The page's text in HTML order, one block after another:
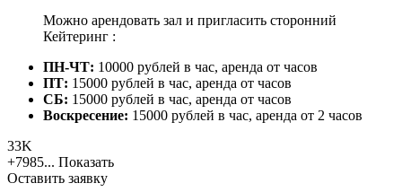
Можно арендовать зал и пригласить сторонний
Кейтеринг :
ПН-ЧТ: 10000 рублей в час, аренда от часов
ПТ: 15000 рублей в час, аренда от часов
СБ: 15000 рублей в час, аренда от часов
Воскресение: 15000 рублей в час, аренда от 2 часов
33K
+7985... Показать
Оставить заявку